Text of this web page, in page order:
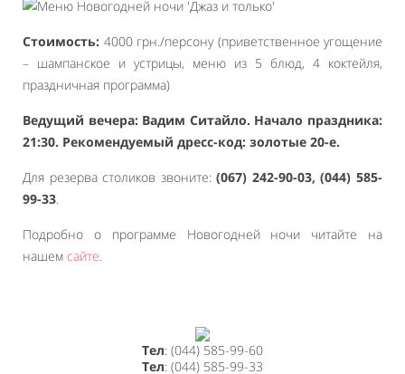
Стоимость: 4000 грн./персону (приветственное угощение
– шампанское и устрицы, меню из 5 блюд, 4 коктейля,
праздничная программа)
Ведущий вечера: Вадим Ситайло. Начало праздника:
21:30. Рекомендуемый дресс-код: золотые 20-е.
Для резерва столиков звоните:(067) 242-90-03, (044) 585-
99-33
Подробно о программе Новогодней ночи читайте на
нашем сайте
Тел: (044) 585-99-60
Тел: (044) 585-99-33